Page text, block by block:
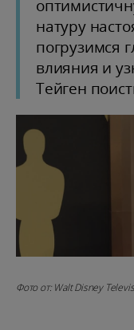
натуру
погрузимся
влияния и
Тейген
Фото от: Walt Disney